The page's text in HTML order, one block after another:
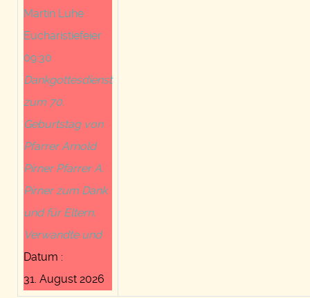
Martin Luhe
Eucharistiefeier
09:30
Dankgottesdienst
zum 70.
Geburtstag von
Pfarrer Arnold
Pirner Pfarrer A.
Pirner zum Dank
und für Eltern,
Verwandte und
Datum :
31. August 2026